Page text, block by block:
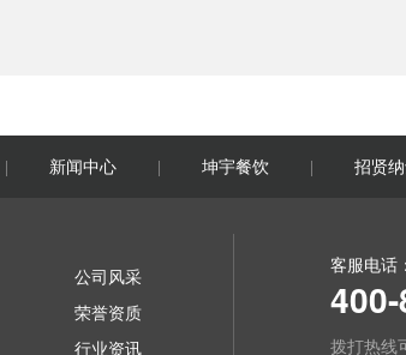
新闻中心 坤宇餐饮 招贤
公司风采
荣誉资质
行业资讯
客服电话：
拨打热线